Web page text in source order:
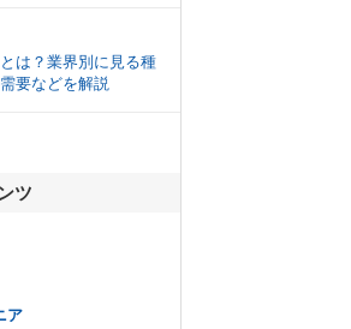
は？業界別に見る種
要などを解説
ツ
ア